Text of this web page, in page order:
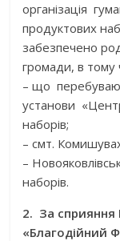
організація
продуктових
забезпечено
громади, в тому
– що
установи
наборів;
– смт.
–
наборів.
2. За сприяння
«Благодійний